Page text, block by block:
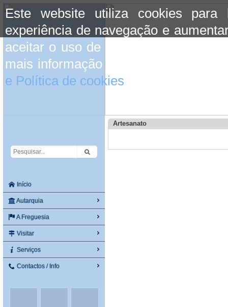
Este website utiliza cookies para
experiência de navegação e
aceitar o uso de cookies basta
mais informação consulte a
e Política de cookies
Início
Autarquia
A Freguesia
Visitar
Serviços
Contactos / Info
Artesanato